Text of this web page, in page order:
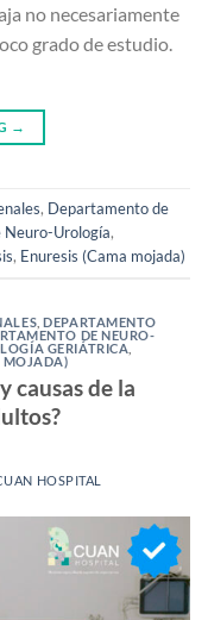
no necesariamente
grado de estudio.
→
, Departamento de
Urología,
, Enuresis (Cama mojada)
,DEPARTAMENTO
DE NEURO-
GERIÁTRICA
MOJADA)
causas de la
HOSPITAL